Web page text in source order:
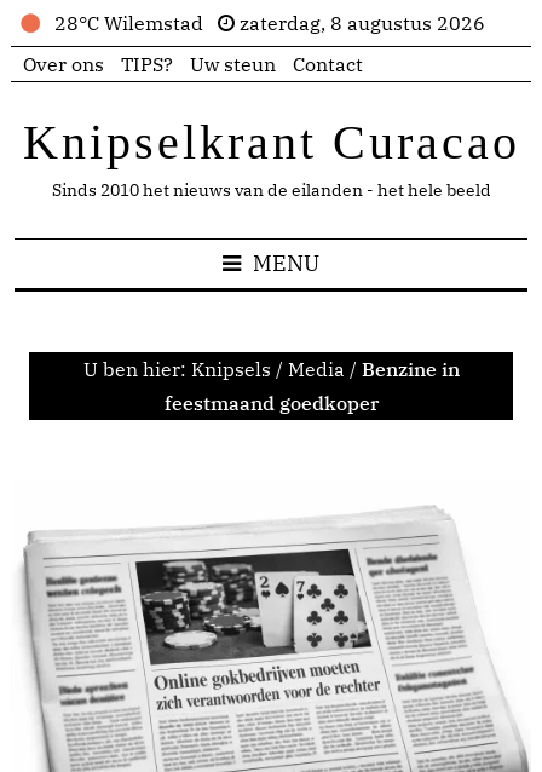
28°C Wilemstad
zaterdag, 8 augustus 2026
Over ons
TIPS? Uw steun Contact
Knipselkrant Curacao
Sinds 2010 het nieuws van de eilanden - het hele beeld
MENU
U ben hier: Knipsels / Media / Benzine in
feestmaand goedkoper